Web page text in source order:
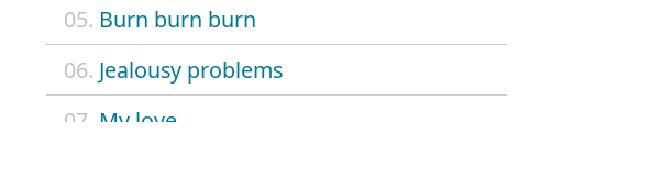
05. Burn burn burn
06. Jealousy problems
07. My love